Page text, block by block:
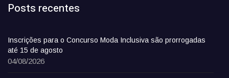
Posts recentes
Inscrições para o Concurso Moda Inclusiva são prorrogadas
até 15 de agosto
04/08/2026